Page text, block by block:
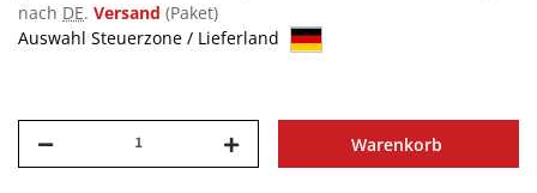
nach DE. Versand (Paket)
Auswahl Steuerzone / Lieferland
Warenkorb